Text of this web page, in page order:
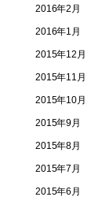
2016年2月
2016年1月
2015年12月
2015年11月
2015年10月
2015年9月
2015年8月
2015年7月
2015年6月